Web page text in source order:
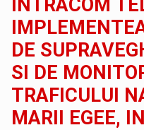
INTRACOM
DE
SI DE
TRAFICULUI
MARII EGEE,